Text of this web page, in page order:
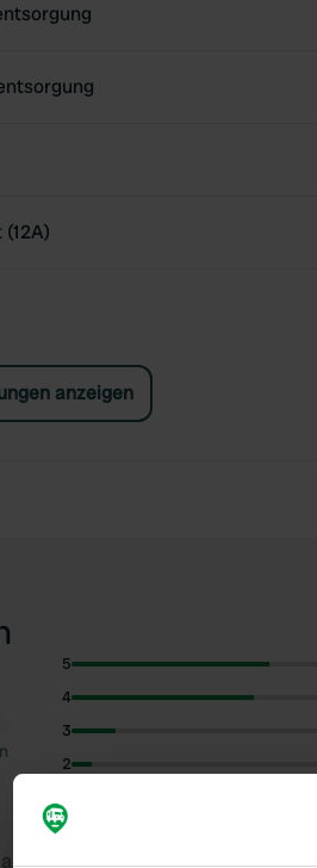
anzeigen
5
4
3
2
um Rezensionen zu lesen: